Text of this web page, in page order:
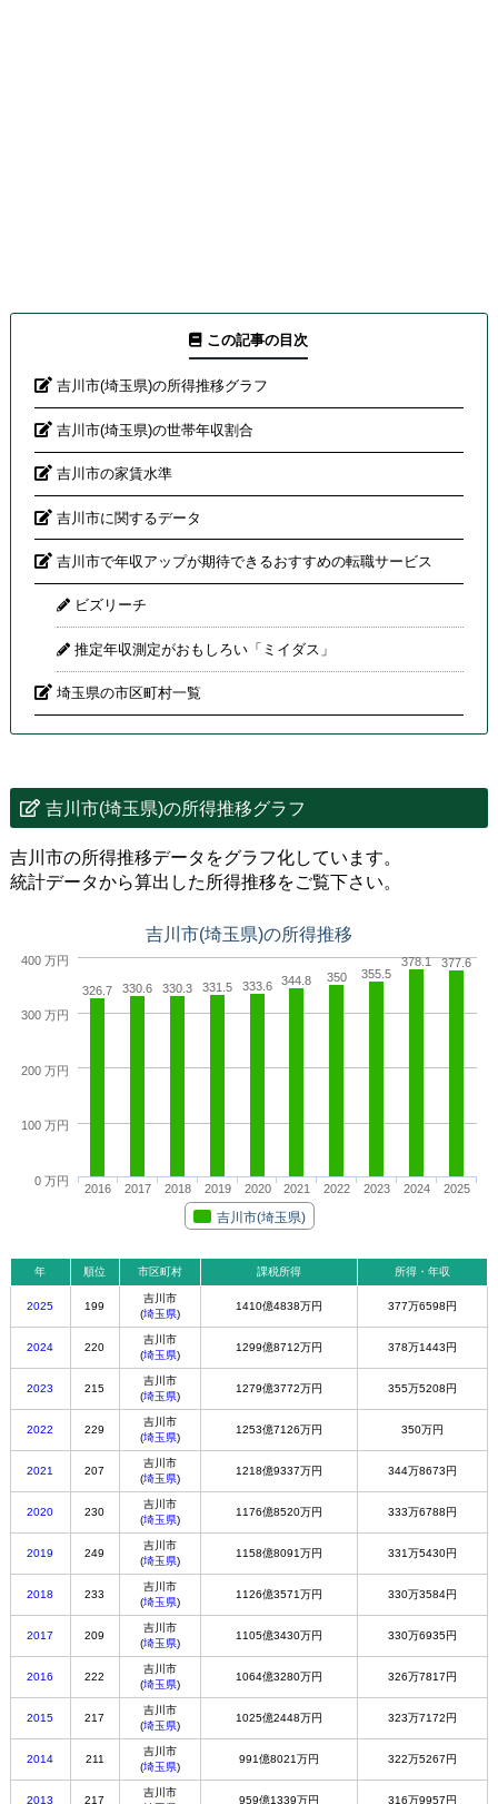
この記事の目次
吉川市(埼玉県)の所得推移グラフ
吉川市(埼玉県)の世帯年収割合
吉川市の家賃水準
吉川市に関するデータ
吉川市で年収アップが期待できるおすすめの転職サービス
ビズリーチ
推定年収測定がおもしろい「ミイダス」
埼玉県の市区町村一覧
吉川市(埼玉県)の所得推移グラフ
吉川市の所得推移データをグラフ化しています。
統計データから算出した所得推移をご覧下さい。
吉川市(埼玉県)の所得推移
326.7 330.6 330.3 331.5 333.6 344.8 350 355.5
378.1 377.6
吉川市(埼玉県)
2016 2017 2018 2019 2020 2021 2022 2023 2024 2025
0 万円
100 万円
200 万円
300 万円
400 万円
年 順位 市区町村 課税所得 所得・年収
2025 199
吉川市
(埼玉県)
1410億4838万円 377万6598円
2024 220
吉川市
(埼玉県)
1299億8712万円 378万1443円
2023 215
吉川市
(埼玉県)
1279億3772万円 355万5208円
2022 229
吉川市
(埼玉県)
1253億7126万円 350万円
2021 207
吉川市
(埼玉県)
1218億9337万円 344万8673円
2020 230
吉川市
(埼玉県)
1176億8520万円 333万6788円
2019 249
吉川市
(埼玉県)
1158億8091万円 331万5430円
2018 233
吉川市
(埼玉県)
1126億3571万円 330万3584円
2017 209
吉川市
(埼玉県)
1105億3430万円 330万6935円
2016 222
吉川市
(埼玉県)
1064億3280万円 326万7817円
2015 217
吉川市
(埼玉県)
1025億2448万円 323万7172円
2014 211
吉川市
(埼玉県)
991億8021万円 322万5267円
2013 217
吉川市
959億1339万円 316万9957円